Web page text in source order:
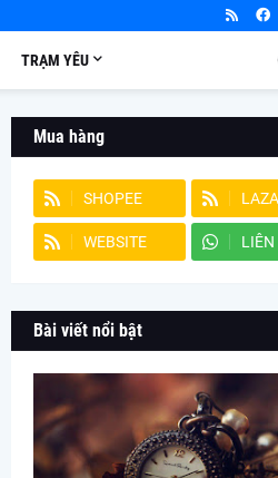
TRẠM YÊU
Mua hàng
SHOPEE
WEBSITE LIÊN
Bài viết nổi bật